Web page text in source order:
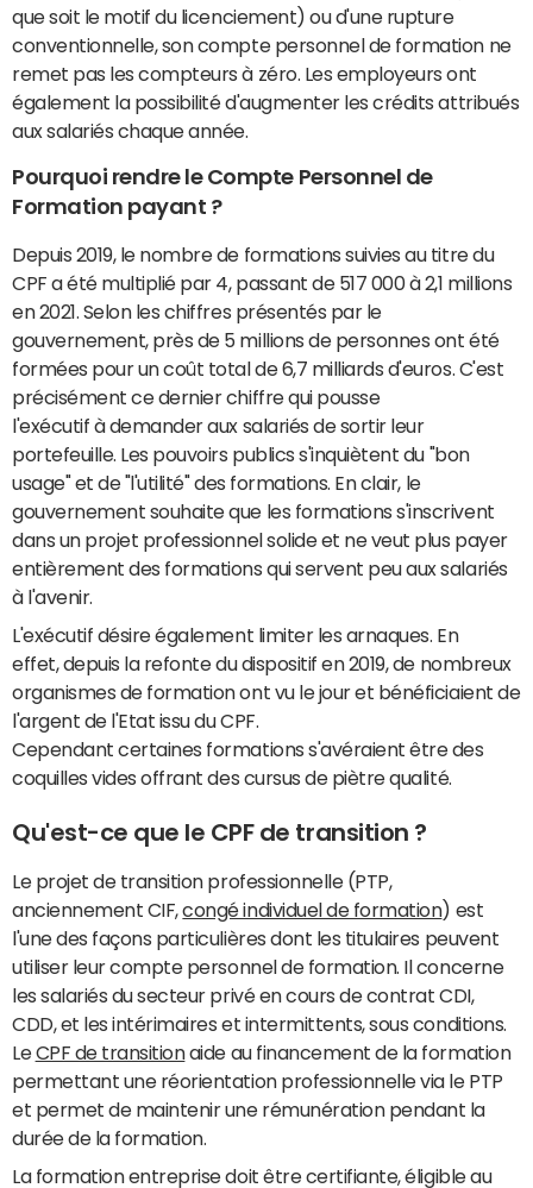
que soit le motif du licenciement) ou d'une rupture
conventionnelle, son compte personnel de formation ne
remet pas les compteurs à zéro. Les employeurs ont
également la possibilité d'augmenter les crédits attribués
aux salariés chaque année.
Pourquoi rendre le Compte Personnel de
Formation payant ?
Depuis 2019, le nombre de formations suivies au titre du
CPF a été multiplié par 4, passant de 517 000 à 2,1 millions
en 2021. Selon les chiffres présentés par le
gouvernement, près de 5 millions de personnes ont été
formées pour un coût total de 6,7 milliards d'euros. C'est
précisément ce dernier chiffre qui pousse
l'exécutif à demander aux salariés de sortir leur
portefeuille. Les pouvoirs publics s'inquiètent du "bon
usage" et de "l'utilité" des formations. En clair, le
gouvernement souhaite que les formations s'inscrivent
dans un projet professionnel solide et ne veut plus payer
entièrement des formations qui servent peu aux salariés
à l'avenir.
L'exécutif désire également limiter les arnaques. En
effet, depuis la refonte du dispositif en 2019, de nombreux
organismes de formation ont vu le jour et bénéficiaient de
l'argent de l'Etat issu du CPF.
Cependant certaines formations s'avéraient être des
coquilles vides offrant des cursus de piètre qualité.
Qu'est-ce que le CPF de transition ?
Le projet de transition professionnelle (PTP,
anciennement CIF,congé individuel de formation) est
l'une des façons particulières dont les titulaires peuvent
utiliser leur compte personnel de formation. Il concerne
les salariés du secteur privé en cours de contrat CDI,
CDD, et les intérimaires et intermittents, sous conditions.
LeCPF de transitionaide au financement de la formation
permettant une réorientation professionnelle via le PTP
et permet de maintenir une rémunération pendant la
durée de la formation.
La formation entreprise doit être certifiante, éligible au